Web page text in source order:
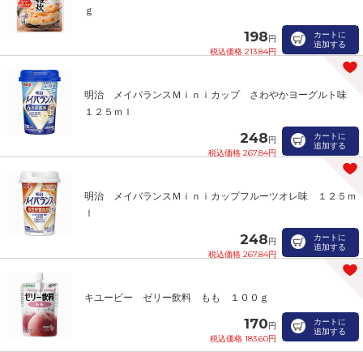
ｇ
198円
税込価格 213.84円
カートに
追加する
明治 メイバランスＭｉｎｉカップ さわやかヨーグルト味
１２５ｍｌ
248円
税込価格 267.84円
カートに
追加する
明治 メイバランスＭｉｎｉカップフルーツオレ味 １２５ｍ
ｌ
248円
税込価格 267.84円
カートに
追加する
キユーピー ゼリー飲料 もも １００ｇ
170円
税込価格 183.60円
カートに
追加する